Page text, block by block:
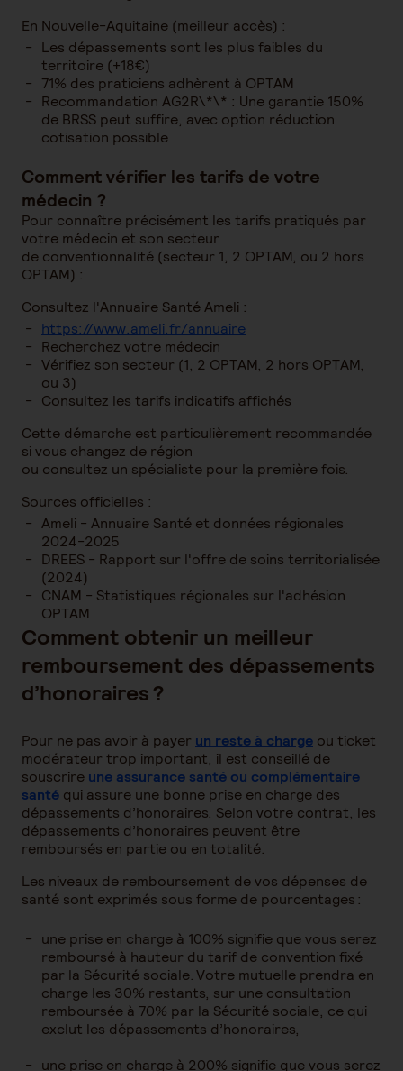
En Nouvelle-Aquitaine (meilleur accès) :
Les dépassements sont les plus faibles du
territoire (+18€)
71% des praticiens adhèrent à OPTAM
Recommandation AG2R\*\* : Une garantie 150%
de BRSS peut suffire, avec option réduction
cotisation possible
Comment vérifier les tarifs de votre
médecin ?
Pour connaître précisément les tarifs pratiqués par
votre médecin et son secteur
de conventionnalité (secteur 1, 2 OPTAM, ou 2 hors
OPTAM) :
Consultez l'Annuaire Santé Ameli :
https://www.ameli.fr/annuaire
Recherchez votre médecin
Vérifiez son secteur (1, 2 OPTAM, 2 hors OPTAM,
ou 3)
Consultez les tarifs indicatifs affichés
Cette démarche est particulièrement recommandée
si vous changez de région
ou consultez un spécialiste pour la première fois.
Sources officielles :
Ameli - Annuaire Santé et données régionales
2024-2025
DREES - Rapport sur l'offre de soins territorialisée
(2024)
CNAM - Statistiques régionales sur l'adhésion
OPTAM
Comment obtenir un meilleur
remboursement des dépassements
d’honoraires ?
Pour ne pas avoir à payer un reste à charge ou ticket
modérateur trop important, il est conseillé de
souscrire une assurance santé ou complémentaire
santé qui assure une bonne prise en charge des
dépassements d’honoraires. Selon votre contrat, les
dépassements d’honoraires peuvent être
remboursés en partie ou en totalité.
Les niveaux de remboursement de vos dépenses de
santé sont exprimés sous forme de pourcentages :
une prise en charge à 100% signifie que vous serez
remboursé à hauteur du tarif de convention fixé
par la Sécurité sociale. Votre mutuelle prendra en
charge les 30% restants, sur une consultation
remboursée à 70% par la Sécurité sociale, ce qui
exclut les dépassements d’honoraires,
une prise en charge à 200% signifie que vous serez